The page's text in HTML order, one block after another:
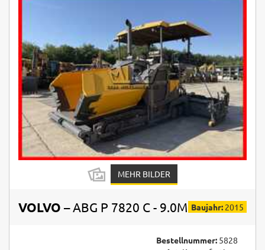
MEHR BILDER
VOLVO – ABG P 7820 C - 9.0M Baujahr: 2015
Bestellnummer: 5828